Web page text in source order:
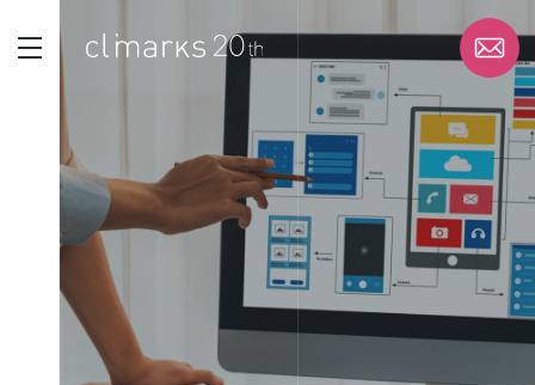
STRENGTH
選ばれる理由
SERVICE
サービス